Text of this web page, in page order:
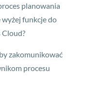
planowania
funkcje do
zakomunikować
procesu